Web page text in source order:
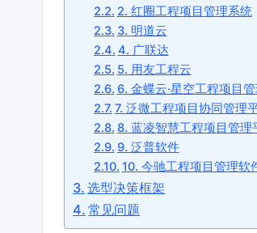
2. 红圈工程项目管理系统
3. 明道云
4. 广联达
5. 用友工程云
6. 金蝶云·星空工程项目
7. 泛微工程项目协同管理
8. 蓝凌智慧工程项目管理
9. 泛普软件
10. 今驰工程项目管理软
选型决策框架
常见问题